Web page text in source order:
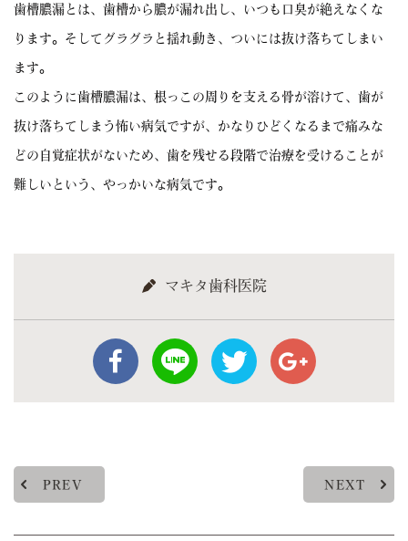
歯槽膿漏とは、歯槽から膿が漏れ出し、いつも口臭が絶えなくな
ります。そしてグラグラと揺れ動き、ついには抜け落ちてしまい
ます。
このように歯槽膿漏は、根っこの周りを支える骨が溶けて、歯が
抜け落ちてしまう怖い病気ですが、かなりひどくなるまで痛みな
どの自覚症状がないため、歯を残せる段階で治療を受けることが
難しいという、やっかいな病気です。
マキタ歯科医院
PREV NEXT